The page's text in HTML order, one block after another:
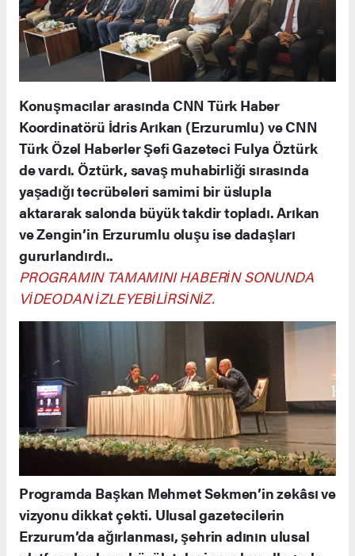
Konuşmacılar arasında CNN Türk Haber
Koordinatörü İdris Arıkan (Erzurumlu) ve CNN
Türk Özel Haberler Şefi Gazeteci Fulya Öztürk
de vardı. Öztürk, savaş muhabirliği sırasında
yaşadığı tecrübeleri samimi bir üslupla
aktararak salonda büyük takdir topladı. Arıkan
ve Zengin’in Erzurumlu oluşu ise dadaşları
gururlandırdı..
PROGRAMIN TAMAMINI HABERİN SONUNDA
VİDEODAN İZLEYEBİLİRSİNİZ.
Programda Başkan Mehmet Sekmen’in zekâsı ve
vizyonu dikkat çekti. Ulusal gazetecilerin
Erzurum’da ağırlanması, şehrin adının ulusal